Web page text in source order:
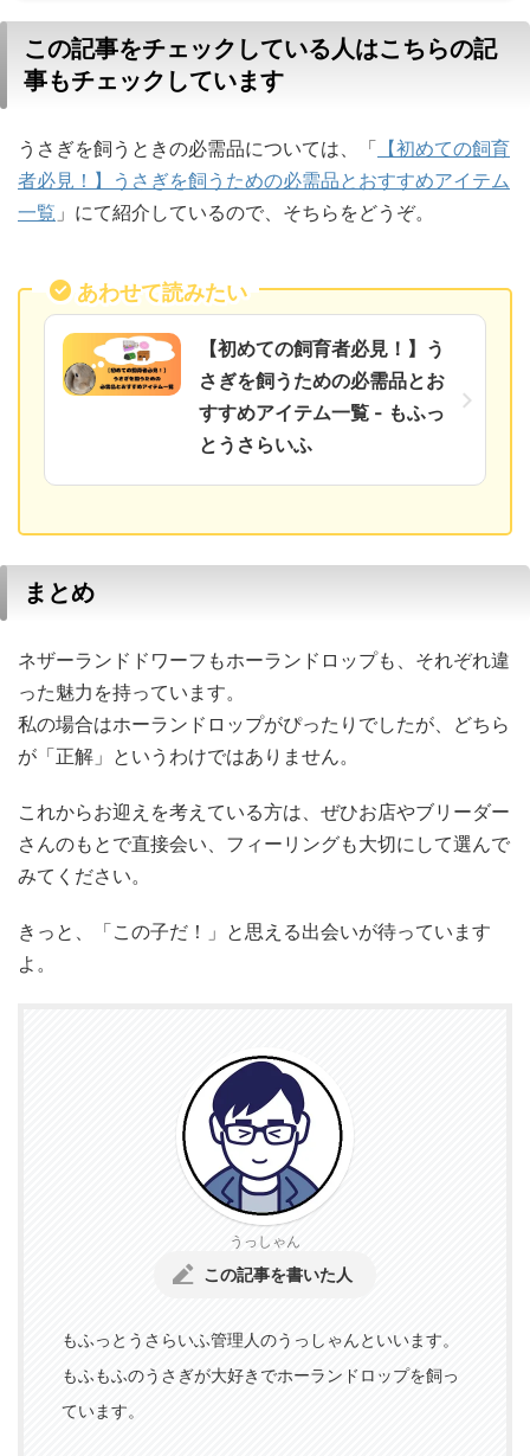
この記事をチェックしている人はこちらの記
事もチェックしています
うさぎを飼うときの必需品については、「 【初めての飼育
者必見！】うさぎを飼うための必需品とおすすめアイテム
一覧 」にて紹介しているので、そちらをどうぞ。
あわせて読みたい
【初めての飼育者必見！】う
さぎを飼うための必需品とお
すすめアイテム一覧 - もふっ
とうさらいふ
まとめ
ネザーランドドワーフもホーランドロップも、それぞれ違
った魅力を持っています。
私の場合はホーランドロップがぴったりでしたが、どちら
が「正解」というわけではありません。
これからお迎えを考えている方は、ぜひお店やブリーダー
さんのもとで直接会い、フィーリングも大切にして選んで
みてください。
きっと、「この子だ！」と思える出会いが待っています
よ。
うっしゃん
この記事を書いた人
もふっとうさらいふ管理人のうっしゃんといいます。
もふもふのうさぎが大好きでホーランドロップを飼っ
ています。